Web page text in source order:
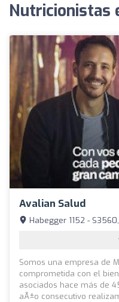
Nutricionistas
Avalian Salud
Habegger 1152 -
Somos una empresa de
comprometida con el
asociados hace más de
aÃ±o consecutivo